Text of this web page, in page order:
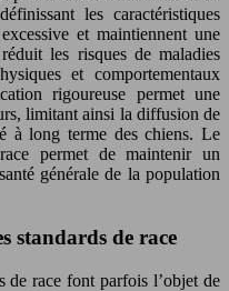
les caractéristiques
et maintiennent une
les risques de maladies
et comportementaux
rigoureuse permet une
limitant ainsi la diffusion de
à long terme des chiens. Le
permet de maintenir un
générale de la population
standards de race
de race font parfois l’objet de